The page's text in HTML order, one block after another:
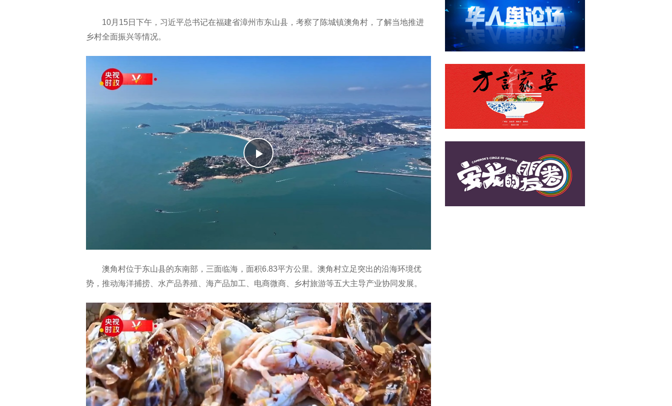
10月15日下午，习近平总书记在福建省漳州市东山县，考察了陈城镇澳角村，了解当地推进
乡村全面振兴等情况。
播
澳角村位于东山县的东南部，三面临海，面积6.83平方公里。澳角村立足突出的沿海环境优
势，推动海洋捕捞、水产品养殖、海产品加工、电商微商、乡村旅游等五大主导产业协同发展。